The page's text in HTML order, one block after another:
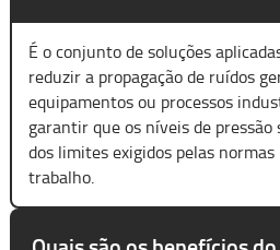
É o conjunto de soluções
reduzir a propagação de ruídos
equipamentos ou processos
garantir que os níveis de
dos limites exigidos pelas
trabalho.